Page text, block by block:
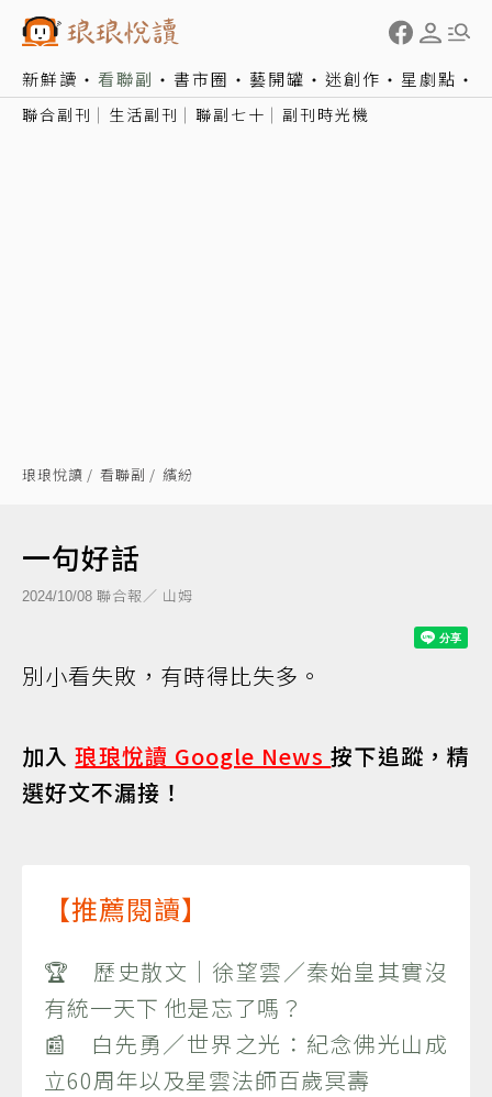
新鮮讀 看聯副 書市圈 藝開罐 迷創作 星劇點
聯合副刊 生活副刊 聯副七十 副刊時光機
琅琅悅讀 看聯副 繽紛
一句好話
2024/10/08 聯合報／ 山姆
別小看失敗，有時得比失多。
加入琅琅悅讀 Google News按下追蹤，精
選好文不漏接！
【推薦閱讀】
🏆 歷史散文｜徐望雲／秦始皇其實沒
有統一天下 他是忘了嗎？
📰 白先勇／世界之光：紀念佛光山成
立60周年以及星雲法師百歲冥壽